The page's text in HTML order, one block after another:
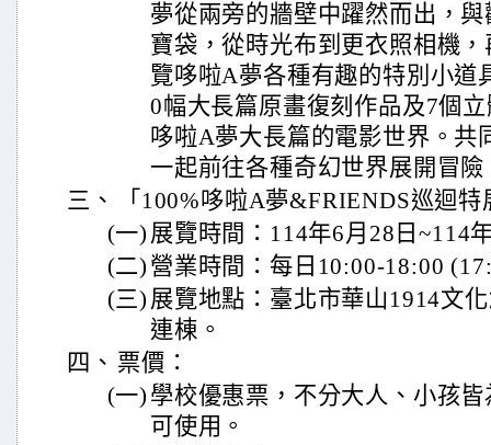
夢從兩旁的牆壁中躍然而出，
寶袋，從時光布到更衣照相機
覽哆啦A夢各種有趣的特別小道
0幅大長篇原畫復刻作品及7個
哆啦A夢大長篇的電影世界。共
一起前往各種奇幻世界展開冒險
三、
「100%哆啦A夢&FRIENDS巡迴
(一) 展覽時間：114年6月28日~114
(二) 營業時間：每日10:00-18:00
(三) 展覽地點：臺北市華山1914文
連棟。
四、 票價：
(一) 學校優惠票，不分大人、小孩
可使用。